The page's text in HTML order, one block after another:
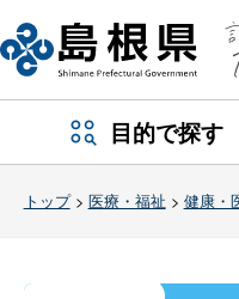
目的で探す
トップ> 医療・福祉 > 健康・